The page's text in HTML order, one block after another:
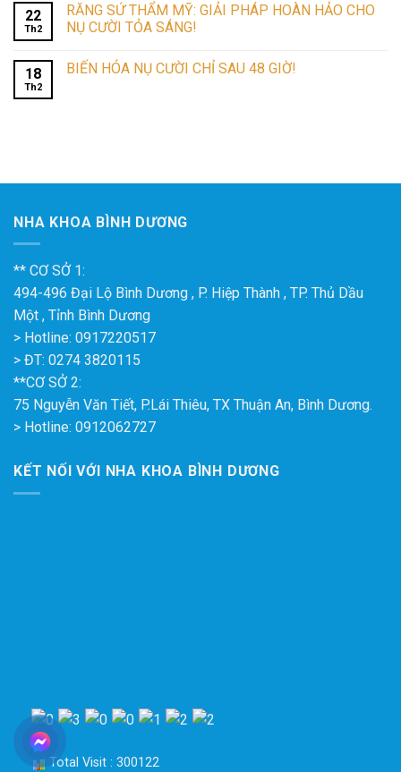
22
Th2
RĂNG SỨ THẨM MỸ: GIẢI PHÁP HOÀN HẢO CHO
NỤ CƯỜI TỎA SÁNG!
18
Th2
BIẾN HÓA NỤ CƯỜI CHỈ SAU 48 GIỜ!
NHA KHOA BÌNH DƯƠNG
** CƠ SỞ 1:
494-496 Đại Lộ Bình Dương , P. Hiệp Thành , TP. Thủ Dầu
Một , Tỉnh Bình Dương
> Hotline: 0917220517
> ĐT: 0274 3820115
**CƠ SỞ 2:
75 Nguyễn Văn Tiết, P.Lái Thiêu, TX Thuận An, Bình Dương.
> Hotline: 0912062727
KẾT NỐI VỚI NHA KHOA BÌNH DƯƠNG
Total Visit : 300122